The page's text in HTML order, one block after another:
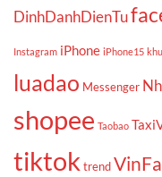
DinhDanhDienTu
Instagram iPhone iPhone15
luadao Messenger
shopee Taobao
tiktok trend